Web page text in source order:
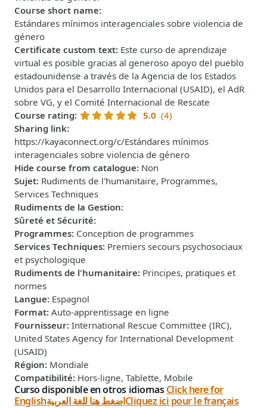
Course short name:
Estándares mínimos interagenciales sobre violencia de
género
Certificate custom text: Este curso de aprendizaje
virtual es posible gracias al generoso apoyo del pueblo
estadounidense a través de la Agencia de los Estados
Unidos para el Desarrollo Internacional (USAID), el AdR
sobre VG, y el Comité Internacional de Rescate
Course rating: 5.0 (4)
Sharing link:
https://kayaconnect.org/c/Estándares mínimos
interagenciales sobre violencia de género
Hide course from catalogue: Non
Sujet: Rudiments de l'humanitaire, Programmes,
Services Techniques
Rudiments de la Gestion:
Sûreté et Sécurité:
Programmes: Conception de programmes
Services Techniques: Premiers secours psychosociaux
et psychologique
Rudiments de l'humanitaire: Principes, pratiques et
normes
Langue: Espagnol
Format: Auto-apprentissage en ligne
Fournisseur: International Rescue Committee (IRC),
United States Agency for International Development
(USAID)
Région: Mondiale
Compatibilité: Hors-ligne, Tablette, Mobile
Curso disponible en otros idiomasClick here for
Englishاضغط هنا للغة العربيةCliquez ici pour le français